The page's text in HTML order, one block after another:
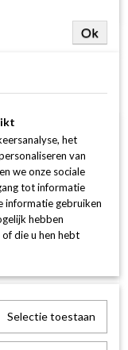
Ok
het
van
we onze sociale
tot informatie
informatie gebruiken
hebben
die u hen hebt
Selectie toestaan